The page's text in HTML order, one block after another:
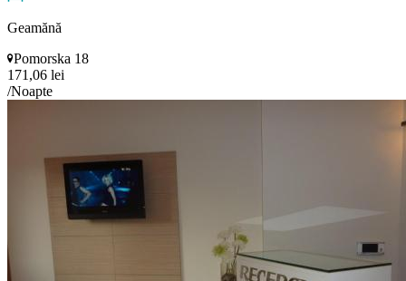
Geamănă
Pomorska 18
171,06 lei
/Noapte